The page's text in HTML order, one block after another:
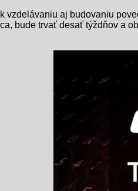
vzdelávaniu aj budovaniu
bude trvať desať týždňov a